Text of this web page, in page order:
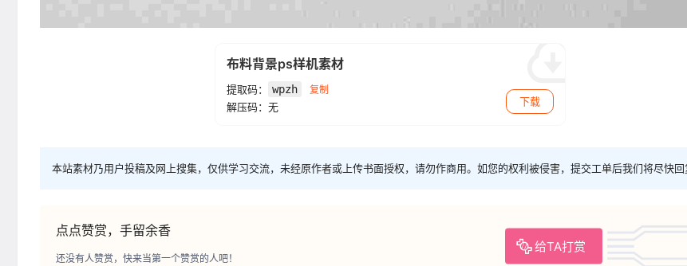
布料背景ps样机素材
提取码： wpzh 复制
解压码：无 下载
本站素材乃用户投稿及网上搜集，仅供学习交流，未经原作者或上传书面授权，请勿作商用。如您的权利被侵害，提交工单后我们将尽快回
点点赞赏，手留余香
给TA打赏
还没有人赞赏，快来当第一个赞赏的人吧！